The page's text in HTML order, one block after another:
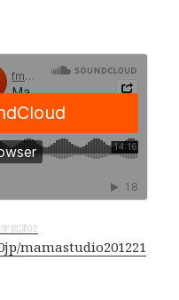
習課02
mamastudio201221